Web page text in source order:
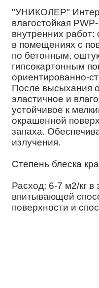
"УНИКОЛЕР"
влагостойкая
внутренних работ:
в помещениях с
по бетонным,
гипсокартонным
ориентированно-
После высыхания
эластичное и
устойчивое к
окрашенной
запаха.
излучения.
Степень блеска
Расход: 6-7 м2/кг в
впитывающей
поверхности и